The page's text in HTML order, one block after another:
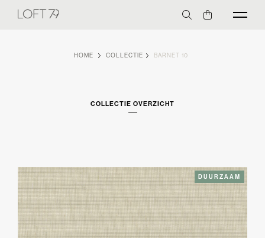
HOME COLLECTIE BARNET 10
COLLECTIE OVERZICHT
DUURZAAM